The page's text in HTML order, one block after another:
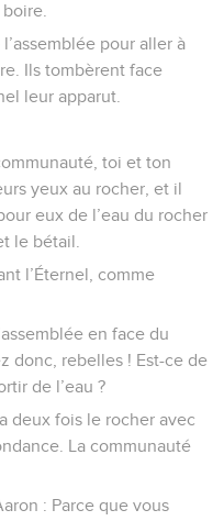
pour aller à
Ils tombèrent face
leur apparut.
toi et ton
yeux au rocher, et il
eux de l’eau du rocher
le bétail.
l’Éternel, comme
en face du
donc, rebelles ! Est-ce de
de l’eau ?
deux fois le rocher avec
La communauté
: Parce que vous